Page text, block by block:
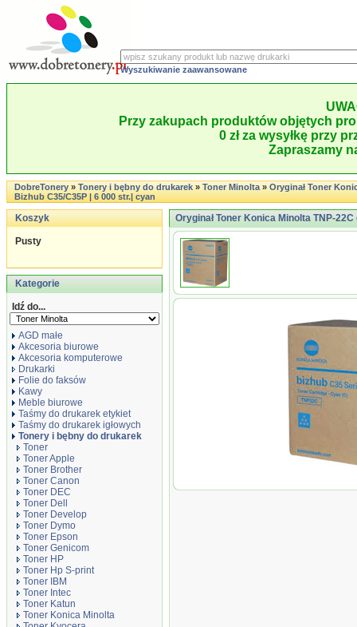
Wyszukiwanie zaawansowane
Przy zakupach produktów objętych
0 zł za wysyłkę przy
Zapraszamy
DobreTonery»Tonery i bębny do drukarek»Toner Minolta»Oryginał Toner
Bizhub C35/C35P | 6 000 str.| cyan
Koszyk
Pusty
Kategorie
Idź do...
AGD małe
Akcesoria biurowe
Akcesoria komputerowe
Drukarki
Folie do faksów
Kawy
Meble biurowe
Taśmy do drukarek etykiet
Taśmy do drukarek igłowych
Tonery i bębny do drukarek
Toner
Toner Apple
Toner Brother
Toner Canon
Toner DEC
Toner Dell
Toner Develop
Toner Dymo
Toner Epson
Toner Genicom
Toner HP
Toner Hp S-print
Toner IBM
Toner Intec
Toner Katun
Toner Konica Minolta
Oryginał Toner Konica Minolta TNP-
TNP-22C do